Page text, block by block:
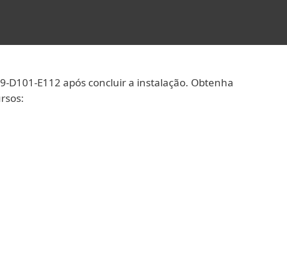
D101-E112 após concluir a instalação. Obtenha